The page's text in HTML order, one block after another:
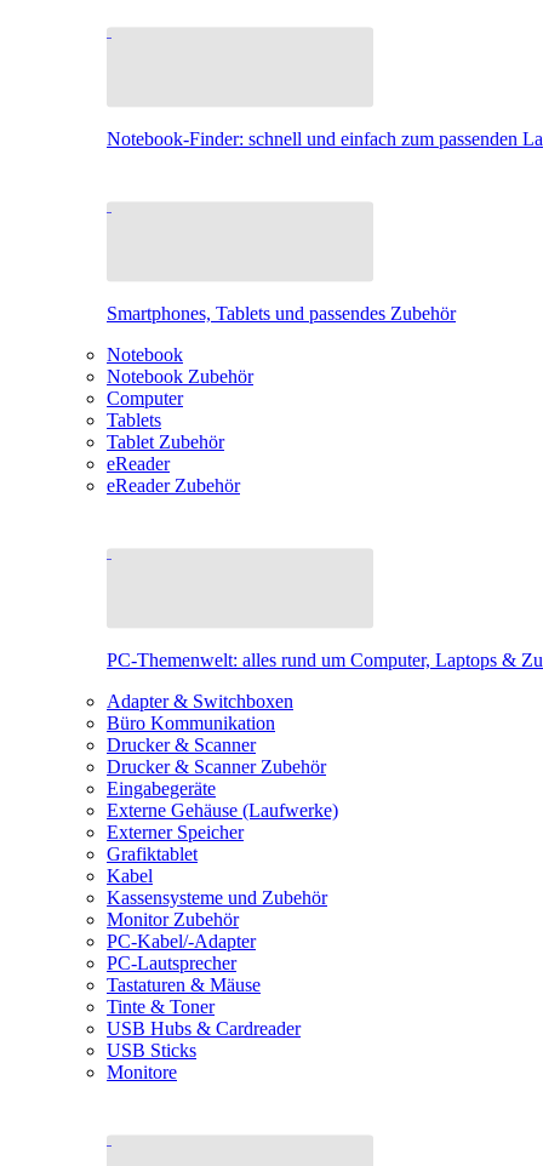
Notebook-Finder: schnell und einfach zum passenden
Smartphones, Tablets und passendes Zubehör
Notebook
Notebook Zubehör
Computer
Tablets
Tablet Zubehör
eReader
eReader Zubehör
PC-Themenwelt: alles rund um Computer, Laptops &
Adapter & Switchboxen
Büro Kommunikation
Drucker & Scanner
Drucker & Scanner Zubehör
Eingabegeräte
Externe Gehäuse (Laufwerke)
Externer Speicher
Grafiktablet
Kabel
Kassensysteme und Zubehör
Monitor Zubehör
PC-Kabel/-Adapter
PC-Lautsprecher
Tastaturen & Mäuse
Tinte & Toner
USB Hubs & Cardreader
USB Sticks
Monitore